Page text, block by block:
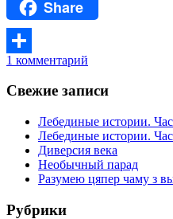
Email Share
Отправить
1 комментарий
Свежие записи
Лебединые истории.
Лебединые истории.
Диверсия века
Необычный парад
Разумею цяпер чаму з
Рубрики